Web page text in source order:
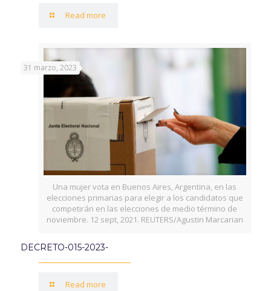
Read more
Una mujer vota en Buenos Aires, Argentina, en las
elecciones primarias para elegir a los candidatos que
competirán en las elecciones de medio término de
noviembre. 12 sept, 2021. REUTERS/Agustin Marcarian
31 marzo, 2023
DECRETO-015-2023-
Read more